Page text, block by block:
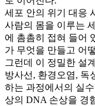
세포 안의 위기 대응
사람의 몸을 이루는
에 촘촘히 접혀 들어
가 무엇을 만들고 어
그런데 이 정밀한 설
방사선, 환경오염, 독
하는 과정에서의 실
상의 DNA 손상을 경